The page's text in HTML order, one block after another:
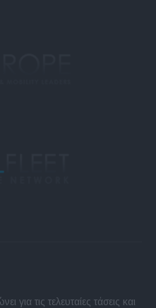
για τις τελευταίες τάσεις και